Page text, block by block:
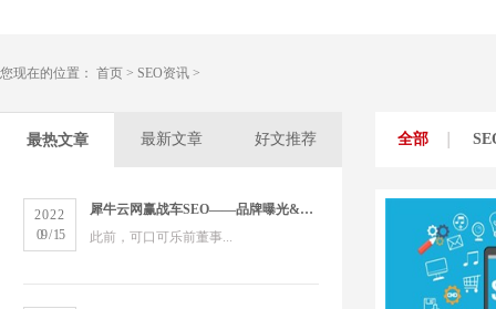
您现在的位置： 首页 > SEO资讯 >
最热文章 最新文章 好文推荐
2022
09/15
犀牛云网赢战车SEO——品牌曝光&精准营销双管齐下
此前，可口可乐前董事...
全部